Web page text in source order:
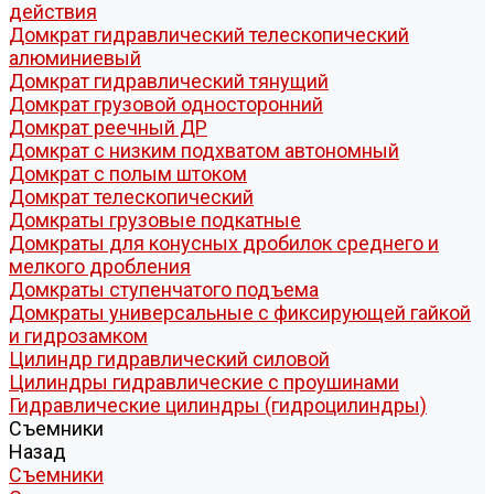
действия
Домкрат гидравлический телескопический
алюминиевый
Домкрат гидравлический тянущий
Домкрат грузовой односторонний
Домкрат реечный ДР
Домкрат с низким подхватом автономный
Домкрат с полым штоком
Домкрат телескопический
Домкраты грузовые подкатные
Домкраты для конусных дробилок среднего и
мелкого дробления
Домкраты ступенчатого подъема
Домкраты универсальные с фиксирующей гайкой
и гидрозамком
Цилиндр гидравлический силовой
Цилиндры гидравлические с проушинами
Гидравлические цилиндры (гидроцилиндры)
Съемники
Назад
Съемники